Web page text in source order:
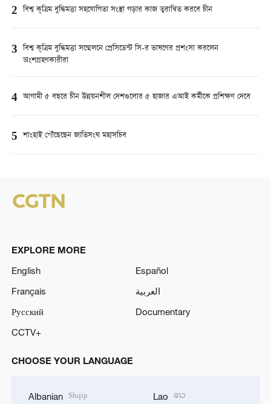
2 বিশ্ব কৃত্রিম বুদ্ধিমত্তা সহযোগিতা সংস্থা গড়ার কাজ ত্বরান্বিত করবে চীন
3 বিশ্ব কৃত্রিম বুদ্ধিমত্তা সম্মেলনে প্রেসিডেন্ট সি-র ভাষণের প্রশংসা করলেন
অংশগ্রহণকারীরা
4 আগামী ৫ বছরে চীন উন্নয়নশীল দেশগুলোর ৫ হাজার এআই কর্মীকে প্রশিক্ষণ দেবে
5 শাংহাই পৌঁছেছেন জাতিসংঘ মহাসচিব
EXPLORE MORE
English
Español
Français
العربية
Русский
Documentary
CCTV+
CHOOSE YOUR LANGUAGE
Albanian Shqip Lao ລາວ